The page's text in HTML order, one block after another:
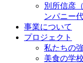
別所信彦
ンパニー
事業について
プロジェクト
私たちの
美食の学校